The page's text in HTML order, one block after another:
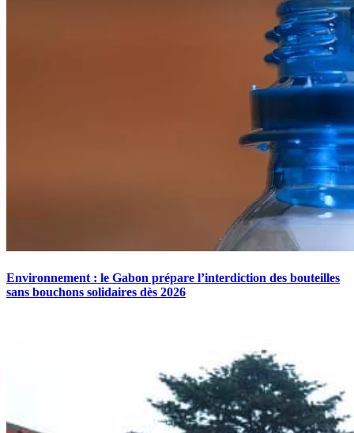
Environnement : le Gabon prépare l’interdiction des bouteilles
sans bouchons solidaires dès 2026